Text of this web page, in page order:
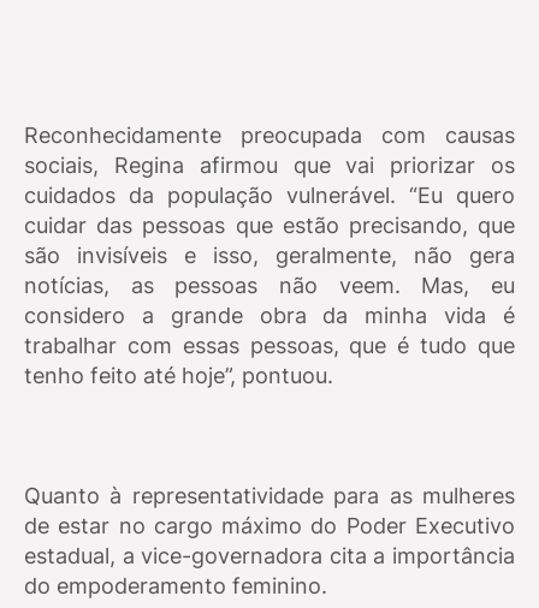
Reconhecidamente preocupada com causas
sociais, Regina afirmou que vai priorizar os
cuidados da população vulnerável. “Eu quero
cuidar das pessoas que estão precisando, que
são invisíveis e isso, geralmente, não gera
notícias, as pessoas não veem. Mas, eu
considero a grande obra da minha vida é
trabalhar com essas pessoas, que é tudo que
tenho feito até hoje”, pontuou.
Quanto à representatividade para as mulheres
de estar no cargo máximo do Poder Executivo
estadual, a vice-governadora cita a importância
do empoderamento feminino.